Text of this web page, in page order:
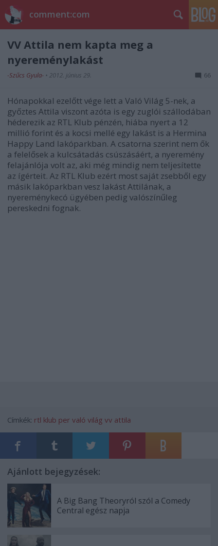
comment:com
VV Attila nem kapta meg a
nyereménylakást
-Szűcs Gyula- • 2012. június 29. 66
Hónapokkal ezelőtt vége lett a Való Világ 5-nek, a
győztes Attila viszont azóta is egy zuglói szállodában
héderezik az RTL Klub pénzén, hiába nyert a 12
millió forint és a kocsi mellé egy lakást is a Hermina
Happy Land lakóparkban. A csatorna szerint nem ők
a felelősek a kulcsátadás csúszásáért, a nyeremény
felajánlója volt az, aki még mindig nem teljesítette
az ígérteit. Az RTL Klub ezért most saját zsebből egy
másik lakóparkban vesz lakást Attilának, a
nyereménykecó ügyében pedig valószínűleg
pereskedni fognak.
Címkék: rtl klub per való világ vv attila
Ajánlott bejegyzések:
A Big Bang Theoryról szól a Comedy
Central egész napja